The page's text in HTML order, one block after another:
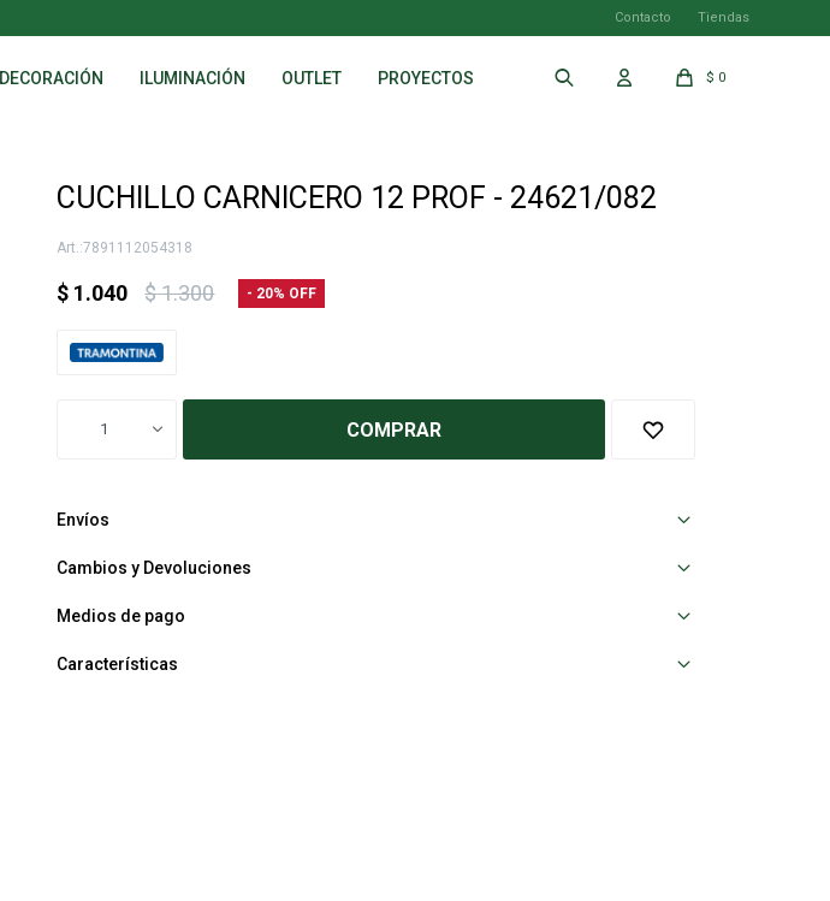
DECORACIÓN ILUMINACIÓN OUTLET PROYECTOS $ 0
Contacto Tiendas
CUCHILLO CARNICERO 12 PROF - 24621/082
7891112054318
$ 1.040 $1.300 20
1 COMPRAR
Envíos
Cambios y Devoluciones
Medios de pago
Características